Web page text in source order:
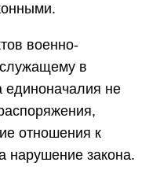
военно-
в
единоначалия не
отношения к
нарушение закона.